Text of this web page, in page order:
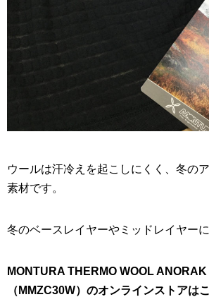
ウールは汗冷えを起こしにくく、冬の
素材です。
冬のベースレイヤーやミッドレイヤーに
MONTURA THERMO WOOL ANORAK
（MMZC30W）のオンラインストアは